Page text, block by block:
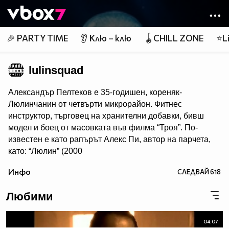
👾
🎉 PARTY TIME 👂 Клю – клю 🪀CHILL ZONE
lulinsquad
Александър Пелтеков е 35-годишен, кореняк-
Люлинчанин от четвърти микрорайон. Фитнес
инструктор, търговец на хранителни добавки, бивш
модел и боец от масовката във филма “Троя”. По-
известен е като рапърът Алекс Пи, автор на парчета,
като: “Люлин” (2000
(2011), "Бенефиза"(2012), "Белучи"
Александър Атанасов Пелтеков или най-добре Сандо,
както е известен на всички в квартала се крие зад така
Инфо СЛЕДВАЙ618
Любими
04:07